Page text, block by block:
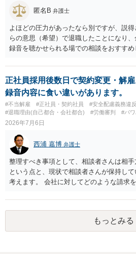
匿名B 弁護士
よほどの圧力があったなら別ですが、説
らの意思（希望）で退職したことになり、
録音を聴かせられる場での相談をおすすめ
正社員採用後数日で契約変更・解
録音内容に食い違いがあります。
#不当解雇 #正社員・契約社員
#安全配慮義務違反
#退職理由(自己都合・会社都合)
#労働審判 #パワ
2026年7月6日
西浦 嘉博 弁護士
整理すべき事項として、相談者さんは相
という点と、現状で相談者さんが保持し
考えます。 会社に対してどのような請求
事務所での相談を検討いただければと思
さい。
もっとみる